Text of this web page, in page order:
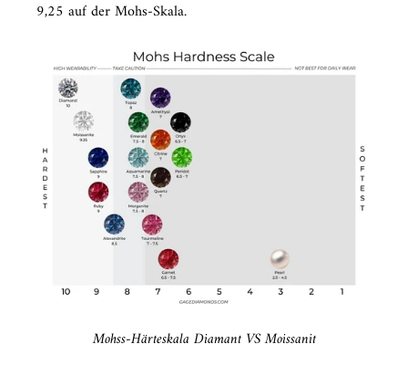
9,25 auf der Mohs-Skala.
Mohss-Härteskala Diamant VS Moissanit